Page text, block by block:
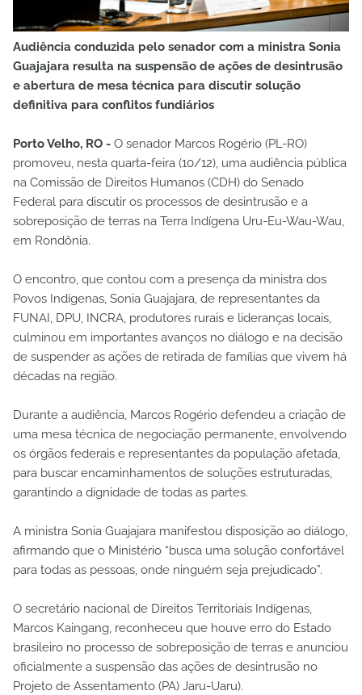
Audiência conduzida pelo senador com a ministra Sonia
Guajajara resulta na suspensão de ações de desintrusão
e abertura de mesa técnica para discutir solução
definitiva para conflitos fundiários
Porto Velho, RO - O senador Marcos Rogério (PL-RO)
promoveu, nesta quarta-feira (10/12), uma audiência pública
na Comissão de Direitos Humanos (CDH) do Senado
Federal para discutir os processos de desintrusão e a
sobreposição de terras na Terra Indígena Uru-Eu-Wau-Wau,
em Rondônia.
O encontro, que contou com a presença da ministra dos
Povos Indígenas, Sonia Guajajara, de representantes da
FUNAI, DPU, INCRA, produtores rurais e lideranças locais,
culminou em importantes avanços no diálogo e na decisão
de suspender as ações de retirada de famílias que vivem há
décadas na região.
Durante a audiência, Marcos Rogério defendeu a criação de
uma mesa técnica de negociação permanente, envolvendo
os órgãos federais e representantes da população afetada,
para buscar encaminhamentos de soluções estruturadas,
garantindo a dignidade de todas as partes.
A ministra Sonia Guajajara manifestou disposição ao diálogo,
afirmando que o Ministério “busca uma solução confortável
para todas as pessoas, onde ninguém seja prejudicado”.
O secretário nacional de Direitos Territoriais Indígenas,
Marcos Kaingang, reconheceu que houve erro do Estado
brasileiro no processo de sobreposição de terras e anunciou
oficialmente a suspensão das ações de desintrusão no
Projeto de Assentamento (PA) Jaru-Uaru).